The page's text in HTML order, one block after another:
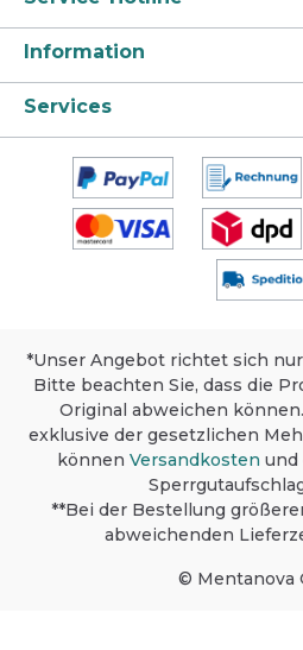
Information
Services
*Unser Angebot richtet sich
Bitte beachten Sie, dass die
Original abweichen
exklusive der gesetzlichen
können Versandkosten und
**Bei der Bestellung
abweichenden
© Mentanova